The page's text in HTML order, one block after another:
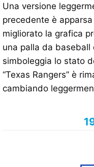
Una versione
precedente è
migliorato la grafica
una palla da baseball
simboleggia lo stato
“Texas Rangers” è
cambiando